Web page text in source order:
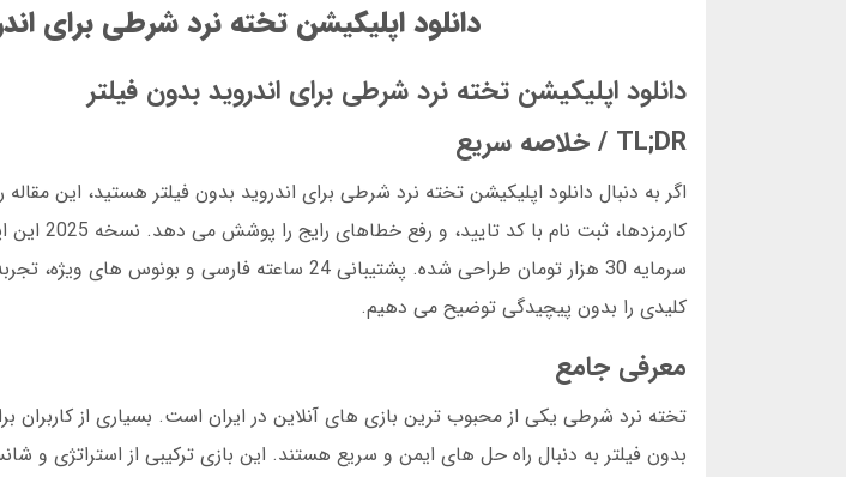
دانلود اپلیکیشن تخته نرد شرطی برای
دانلود اپلیکیشن تخته نرد شرطی برای اندروید بدون فیلتر
TL;DR / خلاصه سریع
اگر به دنبال دانلود اپلیکیشن تخته نرد شرطی برای اندروید بدون فیلتر هستید، این
سرمایه 30 هزار تومان طراحی شده. پشتیبانی 24 ساعته
کلیدی را بدون پیچیدگی توضیح می دهیم.
معرفی جامع
تخته نرد شرطی یکی از محبوب ترین بازی های آنلاین در ایران است. بسیاری از کاربران
بدون فیلتر به دنبال راه حل های ایمن و سریع هستند. این بازی ترکیبی از استراتژی